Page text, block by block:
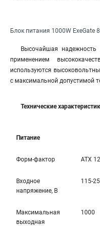
Блок питания 1000W ExeGate
Высочайшая надежность
применением
используются
с максимальной допустимой
Технические
Питание
Форм-фактор ATX
Входное
напряжение, В
115-
Максимальная
выходная
1000